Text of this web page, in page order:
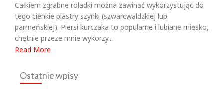
Całkiem zgrabne roladki można zawinąć wykorzystując do
tego cienkie plastry szynki (szwarcwaldzkiej lub
parmeńskiej). Piersi kurczaka to popularne i lubiane mięsko,
chętnie przeze mnie wykorzy...
Read More
Ostatnie wpisy